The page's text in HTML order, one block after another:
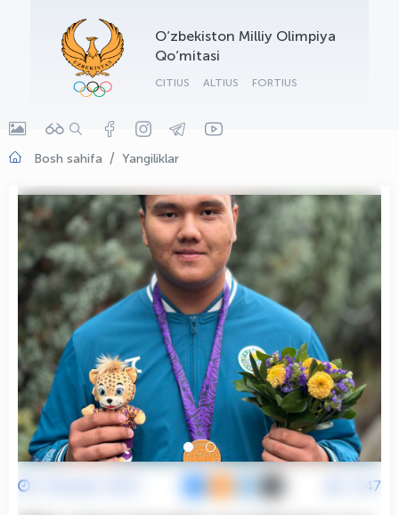
O‘zbekiston Milliy Olimpiya
Qo‘mitasi
CITIUS ALTIUS FORTIUS
Bosh sahifa Yangiliklar
2147
OLYMPCHIK AI - yordamchi
Onlayn · olympic.uz